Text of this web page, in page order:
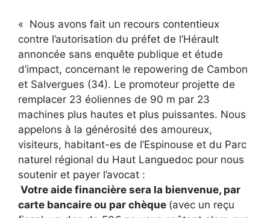
« Nous avons fait un recours contentieux
contre l’autorisation du préfet de l’Hérault
annoncée sans enquête publique et étude
d’impact, concernant le repowering de Cambon
et Salvergues (34). Le promoteur projette de
remplacer 23 éoliennes de 90 m par 23
machines plus hautes et plus puissantes. Nous
appelons à la générosité des amoureux,
visiteurs, habitant-es de l’Espinouse et du Parc
naturel régional du Haut Languedoc pour nous
soutenir et payer l’avocat :
Votre aide financière sera la bienvenue, par
carte bancaire ou par chèque (avec un reçu